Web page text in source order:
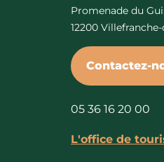
Promenade du
12200
Contactez-
05 36 16 20 00
L'office de